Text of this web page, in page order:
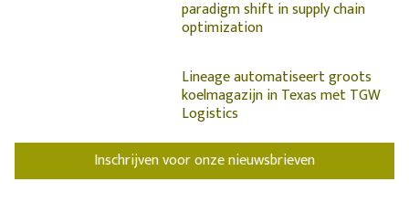
paradigm shift in supply chain
optimization
Lineage automatiseert groots
koelmagazijn in Texas met TGW
Logistics
Inschrijven voor onze nieuwsbrieven